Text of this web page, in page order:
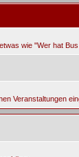
wie "Wer hat
Veranstaltungen